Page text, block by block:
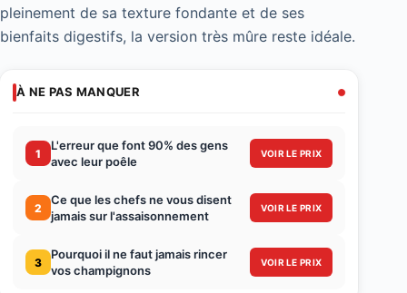
pleinement de sa texture fondante et de ses
bienfaits digestifs, la version très mûre reste idéale.
À NE PAS MANQUER
1
L'erreur que font 90% des gens
avec leur poêle
VOIR LE PRIX
2
Ce que les chefs ne vous disent
jamais sur l'assaisonnement
VOIR LE PRIX
3
Pourquoi il ne faut jamais rincer
vos champignons
VOIR LE PRIX